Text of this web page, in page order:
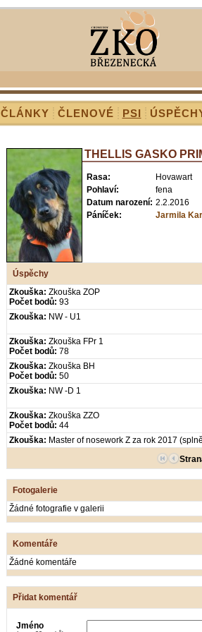
ČLÁNKY ČLENOVÉ PSI
THELLIS GASKO
Rasa:
Hovawart
Pohlaví:
fena
Datum narození: 2.2.2016
Páníček:
Jarmila
Úspěchy
Zkouška: Zkouška ZOP
Počet bodů: 93
Zkouška: NW - U1
Zkouška: Zkouška FPr 1
Počet bodů: 78
Zkouška: Zkouška BH
Počet bodů: 50
Zkouška: NW -D 1
Zkouška: Zkouška ZZO
Počet bodů: 44
Zkouška: Master of nosework Z za rok 2017
Fotogalerie
Žádné fotografie v galerii
Komentáře
Žádné komentáře
Přidat komentář
Jméno